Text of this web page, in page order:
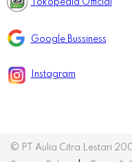
Google Bussiness
Instagram
© PT Aulia Citra Lestari